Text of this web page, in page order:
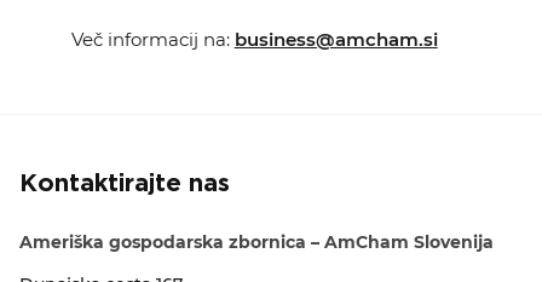
Več informacij na: business@amcham.si
Kontaktirajte nas
Ameriška gospodarska zbornica – AmCham Slovenija